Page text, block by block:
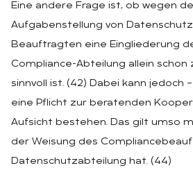
Eine andere Frage ist, ob wegen
Aufgabenstellung von
Beauftragten eine Eingliederung
Compliance-Abteilung allein
sinnvoll ist. (42) Dabei kann
eine Pflicht zur beratenden
Aufsicht bestehen. Das gilt umso
der Weisung des
Datenschutzabteilung hat. (44)